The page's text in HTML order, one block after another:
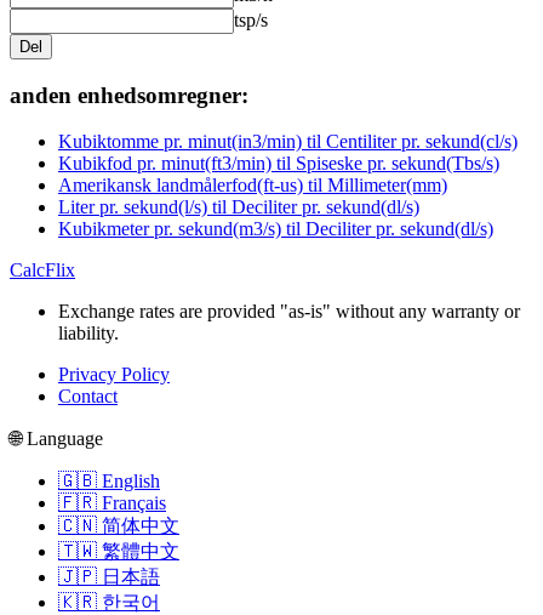
tsp/s
Del
anden enhedsomregner:
Kubiktomme pr. minut(in3/min) til Centiliter pr. sekund(cl/s)
Kubikfod pr. minut(ft3/min) til Spiseske pr. sekund(Tbs/s)
Amerikansk landmålerfod(ft-us) til Millimeter(mm)
Liter pr. sekund(l/s) til Deciliter pr. sekund(dl/s)
Kubikmeter pr. sekund(m3/s) til Deciliter pr. sekund(dl/s)
CalcFlix
Exchange rates are provided "as-is" without any warranty or
liability.
Privacy Policy
Contact
🌐 Language
🇬🇧 English
🇫🇷 Français
🇨🇳 简体中文
🇹🇼 繁體中文
🇯🇵 日本語
🇰🇷 한국어